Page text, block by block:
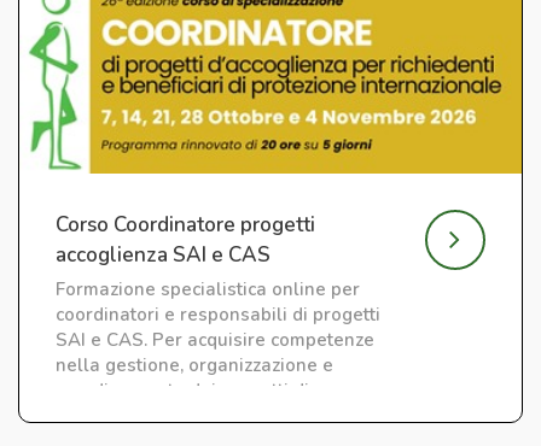
Corso Coordinatore progetti
accoglienza SAI e CAS
Formazione specialistica online per
coordinatori e responsabili di progetti
SAI e CAS. Per acquisire competenze
nella gestione, organizzazione e
coordinamento dei progetti di